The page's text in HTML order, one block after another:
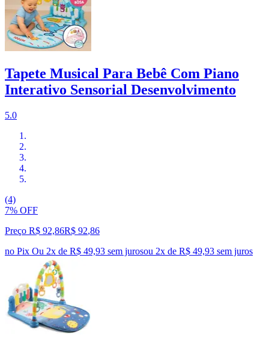
Tapete Musical Para Bebê Com Piano
Interativo Sensorial Desenvolvimento
5.0
(4)
7% OFF
Preço R$ 92,86R$ 92,86
no Pix Ou 2x de R$ 49,93 sem jurosou 2x de R$ 49,93 sem juros